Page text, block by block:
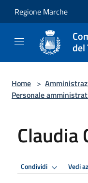
Regione Marche
del
Home >
Personale
Claudia
Condividi Vedi